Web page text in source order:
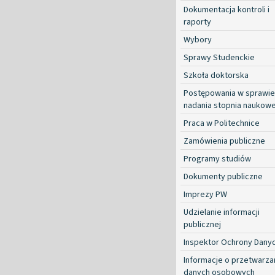
Dokumentacja kontroli i
raporty
Wybory
Sprawy Studenckie
Szkoła doktorska
Postępowania w sprawie
nadania stopnia
Praca w Politechnice
Zamówienia publiczne
Programy studiów
Dokumenty publiczne
Imprezy PW
Udzielanie informacji
publicznej
Inspektor Ochrony
Informacje o
danych osobowych